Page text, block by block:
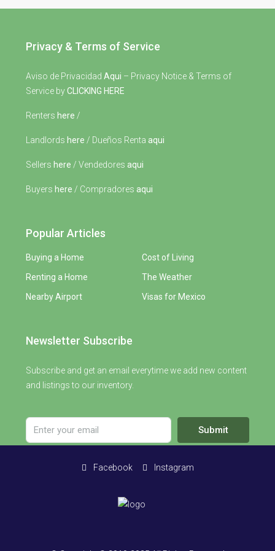
Privacy & Terms of Service
Aviso de Privacidad Aqui – Privacy Notice & Terms of
Service byCLICKING HERE
Renters here /
Landlords here / Dueños Renta aqui
Sellers here / Vendedores aqui
Buyers here / Compradores aqui
Popular Articles
Buying a Home
Renting a Home
Nearby Airport
Cost of Living
The Weather
Visas for Mexico
Newsletter Subscribe
Subscribe and get an email everytime we add new content
and listings to our inventory.
Submit
Facebook Instagram